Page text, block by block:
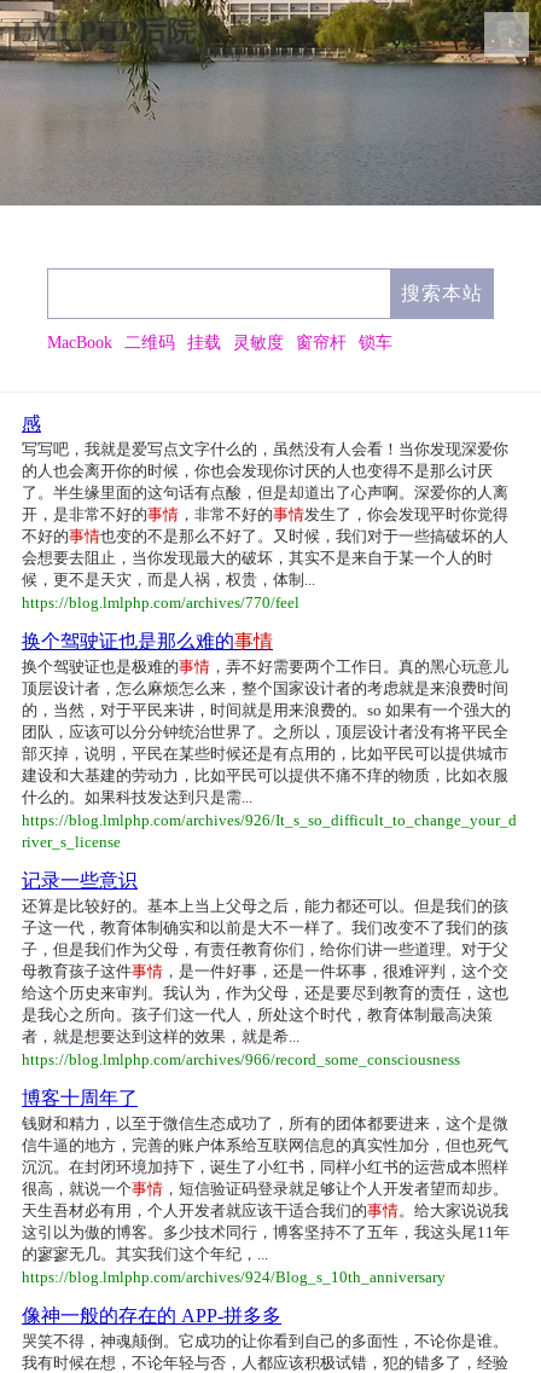
LMLPHP后院
MacBook 二维码 挂载 灵敏度 窗帘杆 锁车
感
写写吧，我就是爱写点文字什么的，虽然没有人会看！当你发现深爱你
的人也会离开你的时候，你也会发现你讨厌的人也变得不是那么讨厌
了。半生缘里面的这句话有点酸，但是却道出了心声啊。深爱你的人离
开，是非常不好的事情 ，非常不好的事情发生了，你会发现平时你觉得
不好的事情也变的不是那么不好了。又时候，我们对于一些搞破坏的人
会想要去阻止，当你发现最大的破坏，其实不是来自于某一个人的时
候，更不是天灾，而是人祸，权贵，体制...
https://blog.lmlphp.com/archives/770/feel
换个驾驶证也是那么难的事情
换个驾驶证也是极难的事情 ，弄不好需要两个工作日。真的黑心玩意儿
顶层设计者，怎么麻烦怎么来，整个国家设计者的考虑就是来浪费时间
的，当然，对于平民来讲，时间就是用来浪费的。so 如果有一个强大的
团队，应该可以分分钟统治世界了。之所以，顶层设计者没有将平民全
部灭掉，说明，平民在某些时候还是有点用的，比如平民可以提供城市
建设和大基建的劳动力，比如平民可以提供不痛不痒的物质，比如衣服
什么的。如果科技发达到只是需...
https://blog.lmlphp.com/archives/926/It_s_so_difficult_to_change_your_d
river_s_license
记录一些意识
还算是比较好的。基本上当上父母之后，能力都还可以。但是我们的孩
子这一代，教育体制确实和以前是大不一样了。我们改变不了我们的孩
子，但是我们作为父母，有责任教育你们，给你们讲一些道理。对于父
母教育孩子这件事情 ，是一件好事，还是一件坏事，很难评判，这个交
给这个历史来审判。我认为，作为父母，还是要尽到教育的责任，这也
是我心之所向。孩子们这一代人，所处这个时代，教育体制最高决策
者，就是想要达到这样的效果，就是希...
https://blog.lmlphp.com/archives/966/record_some_consciousness
博客十周年了
钱财和精力，以至于微信生态成功了，所有的团体都要进来，这个是微
信牛逼的地方，完善的账户体系给互联网信息的真实性加分，但也死气
沉沉。在封闭环境加持下，诞生了小红书，同样小红书的运营成本照样
很高，就说一个事情 ，短信验证码登录就足够让个人开发者望而却步。
天生吾材必有用，个人开发者就应该干适合我们的事情。给大家说说我
这引以为傲的博客。多少技术同行，博客坚持不了五年，我这头尾11年
的寥寥无几。其实我们这个年纪，...
https://blog.lmlphp.com/archives/924/Blog_s_10th_anniversary
像神一般的存在的 APP-拼多多
哭笑不得，神魂颠倒。它成功的让你看到自己的多面性，不论你是谁。
我有时候在想，不论年轻与否，人都应该积极试错，犯的错多了，经验